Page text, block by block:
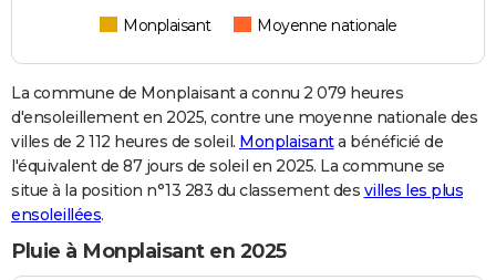
Monplaisant Moyenne nationale
La commune de Monplaisant a connu 2 079 heures
d'ensoleillement en 2025, contre une moyenne nationale des
villes de 2 112 heures de soleil. Monplaisanta bénéficié de
l'équivalent de 87 jours de soleil en 2025. La commune se
situe à la position n°13 283 du classement des villes les plus
ensoleillées.
Pluie à Monplaisant en 2025